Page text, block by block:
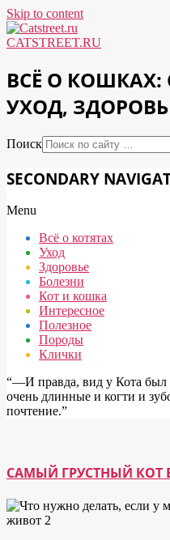
Skip to content
CATSTREET.RU
ВСЁ О
УХОД,
Поиск
SECONDARY
Menu
Всё о котятах
Уход
Здоровье
Болезни
Кот и кошка
Интересное
Полезное
Породы
Клички
“―И правда, вид у Кота
очень длинные и когти и
почтение.”
САМЫЙ ГРУСТНЫЙ КОТ